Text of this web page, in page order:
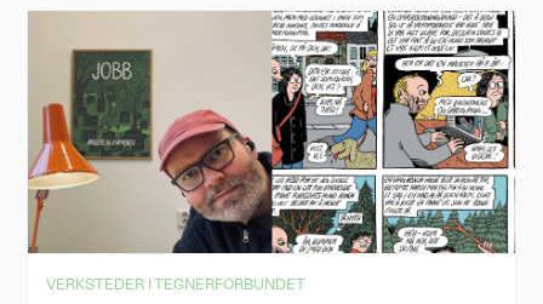
VERKSTEDER I TEGNERFORBUNDET